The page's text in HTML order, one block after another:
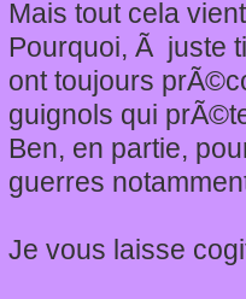
Mais tout cela
Pourquoi, Ã juste
ont toujours
guignols qui
Ben, en partie,
guerres
Je vous laisse